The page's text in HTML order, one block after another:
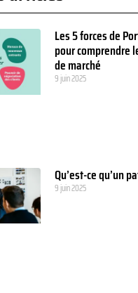
Les 5 forces de
pour comprendre
de marché
9 juin 2025
Qu’est-ce qu’un
9 juin 2025